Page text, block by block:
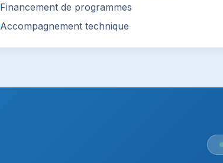
Financement de programmes
Accompagnement technique